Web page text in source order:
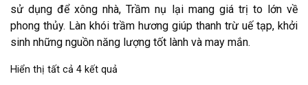
sử dụng để xông nhà, Trầm nụ lại mang giá trị to lớn về
phong thủy. Làn khói trầm hương giúp thanh trừ uế tạp, khởi
sinh những nguồn năng lượng tốt lành và may mắn.
Hiển thị tất cả 4 kết quả